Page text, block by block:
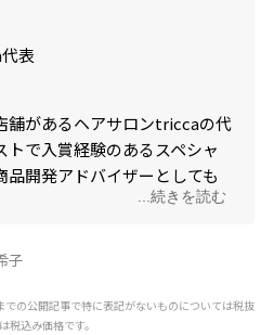
表
舗があるヘアサロンtriccaの代
で入賞経験のあるスペシャ
品開発アドバイザーとしても
ロンでは、おすすめヘアアイ
スコードは、triccaを入力し
...続きを読む
子
の公開記事で特に表記がないものについては税抜
込み価格です。